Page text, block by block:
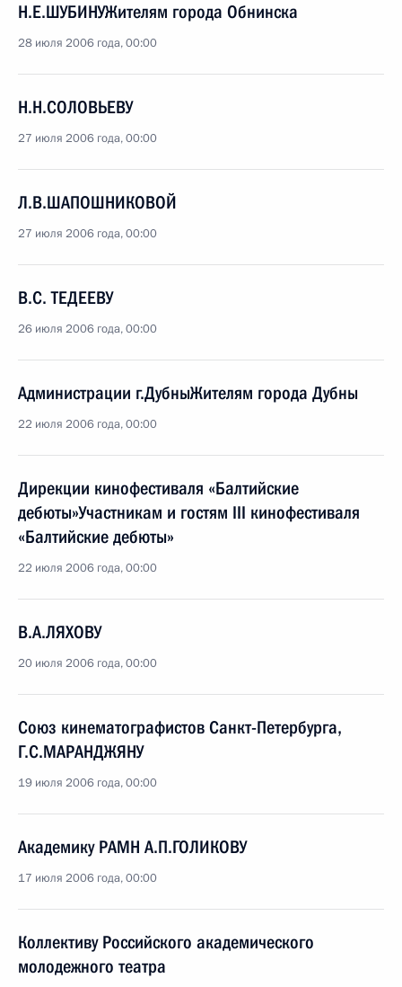
Н.Е.ШУБИНУЖителям города Обнинска
28 июля 2006 года, 00:00
Н.Н.СОЛОВЬЕВУ
27 июля 2006 года, 00:00
Л.В.ШАПОШНИКОВОЙ
27 июля 2006 года, 00:00
В.С. ТЕДЕЕВУ
26 июля 2006 года, 00:00
Администрации г.ДубныЖителям города Дубны
22 июля 2006 года, 00:00
Дирекции кинофестиваля «Балтийские
дебюты»Участникам и гостям III кинофестиваля
«Балтийские дебюты»
22 июля 2006 года, 00:00
В.А.ЛЯХОВУ
20 июля 2006 года, 00:00
Союз кинематографистов Санкт-Петербурга,
Г.С.МАРАНДЖЯНУ
19 июля 2006 года, 00:00
Академику РАМН А.П.ГОЛИКОВУ
17 июля 2006 года, 00:00
Коллективу Российского академического
молодежного театра